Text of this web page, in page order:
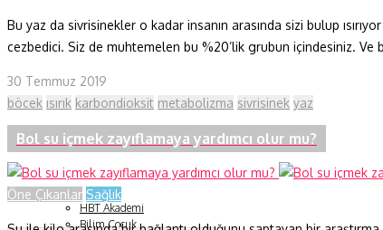
Sağlık
Fizik ve Uzay
Gezegenimiz
Teknoyaşam
Fazlası
HBT Akademi
Bilim Çocuk
Bu yaz da sivrisinekler o kadar insanın arasında sizi bulup
cezbedici. Siz de muhtemelen bu %20’lik grubun içindesiniz. Ve
30 Temmuz 2019
böcek ısırık karbondioksit metabolizma sivrisinek yaz
Bol su içmek zayıflamaya yardımcı olur mu?
Öne Çıkanlar Sağlık